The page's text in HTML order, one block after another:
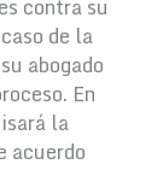
contra su
de la
abogado
En
la
acuerdo